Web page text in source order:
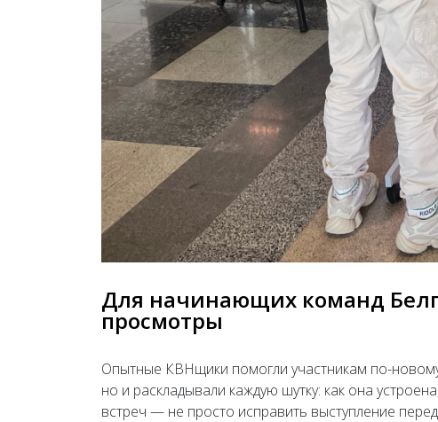
Для начинающих команд
просмотры
Опытные КВНщики помогли участникам по-
но и раскладывали каждую шутку: как она
встреч — не просто исправить выступление